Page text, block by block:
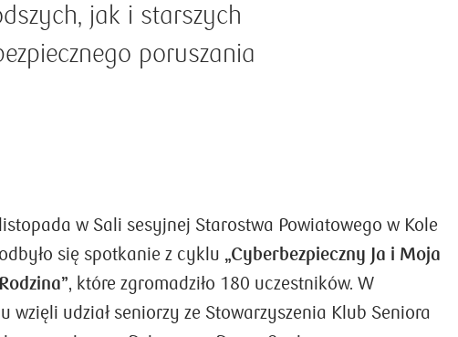
jak i starszych
poruszania
listopada w Sali sesyjnej Starostwa Powiatowego w Kole
odbyło się spotkanie z cyklu „Cyberbezpieczny Ja i Moja
Rodzina”, które zgromadziło 180 uczestników. W
wzięli udział seniorzy ze Stowarzyszenia Klub Seniora